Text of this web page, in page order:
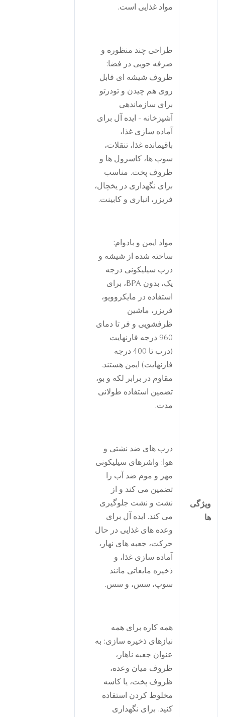
مواد غذایی است.
طراحی چند منظوره و
صرفه جویی در فضا:
ظروف شیشه ای قابل
روی هم چیدن و تودرتو
برای سازماندهی
آشپزخانه - ایده آل برای
آماده سازی غذا،
باقیمانده غذا، تنقلات،
سوپ ها، کاسرول ها و
ظروف پخت. مناسب
برای نگهداری در یخچال،
فریزر، انباری و کابینت.
مواد ایمن و بادوام:
ساخته شده از شیشه و
درب سیلیکونی درجه
یک، بدون BPA، برای
استفاده در مایکروویو،
فریزر، ماشین
ظرفشویی و فر تا دمای
960 درجه فارنهایت
(درب تا 400 درجه
فارنهایت) ایمن هستند.
مقاوم در برابر لکه و بو،
تضمین استفاده طولانی
مدت.
درب های ضد نشتی و
هوا: واشرهای سیلیکونی
مهر و موم ضد آب را
تضمین می کند و از
نشت و نشت جلوگیری
می کند. ایده آل برای
وعده های غذایی در حال
حرکت، جعبه های نهار،
آماده سازی غذا، و
ذخیره مایعاتی مانند
سوپ، سس، و سس.
همه کاره برای همه
نیازهای ذخیره سازی: به
عنوان جعبه ناهار،
ظروف میان وعده،
ظروف پخت، یا کاسه
مخلوط کردن استفاده
کنید. برای نگهداری